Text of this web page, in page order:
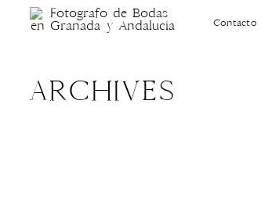
Contacto
ARCHIVES